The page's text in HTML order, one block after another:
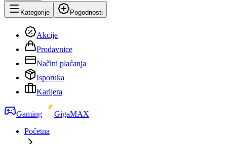
Kategorije Pogodnosti
Akcije
Prodavnice
Načini plaćanja
Isporuka
Karijera
Gaming
GigaMAX
Početna